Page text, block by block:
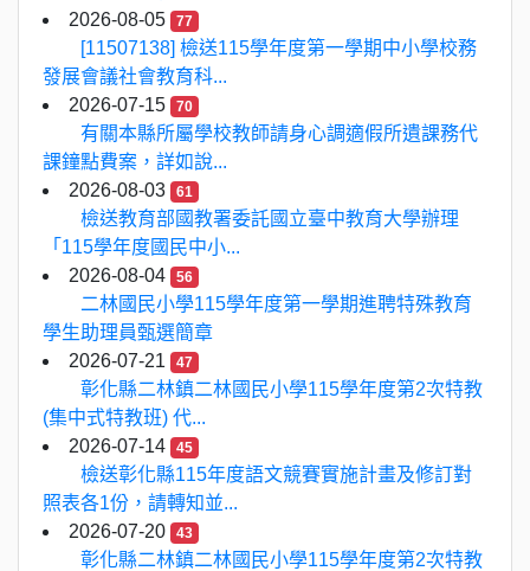
2026-08-05
77
[11507138] 檢送115學年度第一學期中小學校務
發展會議社會教育科...
2026-07-15
70
有關本縣所屬學校教師請身心調適假所遺課務代
課鐘點費案，詳如說...
2026-08-03
61
檢送教育部國教署委託國立臺中教育大學辦理
「115學年度國民中小...
2026-08-04
56
二林國民小學115學年度第一學期進聘特殊教育
學生助理員甄選簡章
2026-07-21
47
彰化縣二林鎮二林國民小學115學年度第2次特教
(集中式特教班) 代...
2026-07-14
45
檢送彰化縣115年度語文競賽實施計畫及修訂對
照表各1份，請轉知並...
2026-07-20
43
彰化縣二林鎮二林國民小學115學年度第2次特教